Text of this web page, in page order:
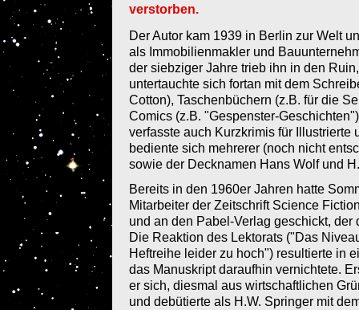
verstorben.
Der Autor kam 1939 in Berlin zur Welt
als Immobilienmakler und
der siebziger Jahre trieb ihn in den
untertauchte sich fortan mit dem
Cotton), Taschenbüchern (z.B. für die
Comics (z.B. "Gespenster-
verfasste auch Kurzkrimis für Illustrierte
bediente sich mehrerer (noch nicht
sowie der Decknamen Hans Wolf und
Bereits in den 1960er Jahren hatte
Mitarbeiter der Zeitschrift Science
und an den Pabel-Verlag geschickt,
Die Reaktion des Lektorats ("Das
Heftreihe leider zu hoch") resultierte in
das Manuskript daraufhin vernichtete.
er sich, diesmal aus wirtschaftlichen
und debütierte als H.W. Springer mit